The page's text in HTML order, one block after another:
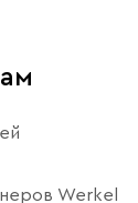
Werkel